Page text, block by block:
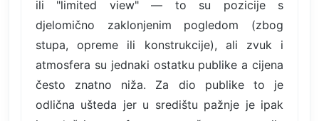
ili "limited view" — to su pozicije s
djelomično zaklonjenim pogledom (zbog
stupa, opreme ili konstrukcije), ali zvuk i
atmosfera su jednaki ostatku publike a cijena
često znatno niža. Za dio publike to je
odlična ušteda jer u središtu pažnje je ipak